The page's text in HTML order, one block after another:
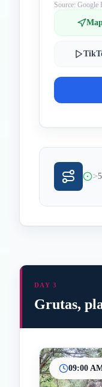
Source: Google
>5
DAY 3
Grutas,
09:00